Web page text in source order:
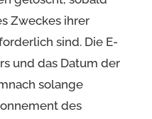
Zweckes ihrer
sind. Die E-
und das Datum der
solange
des